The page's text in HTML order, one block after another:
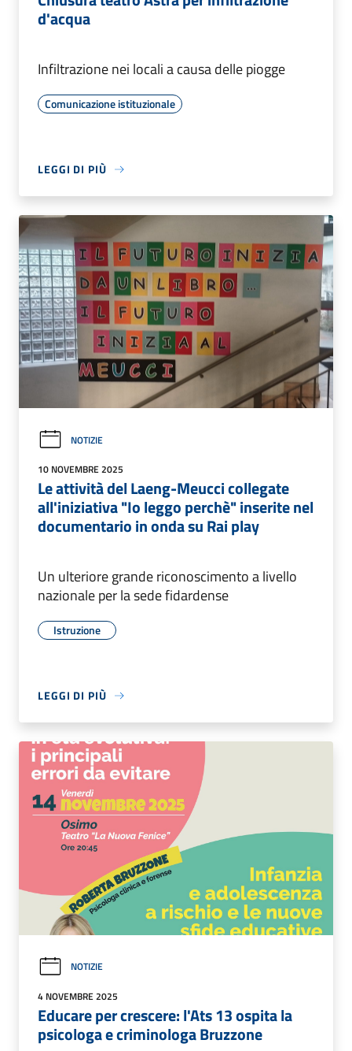
d'acqua
Infiltrazione nei locali a causa delle piogge
Comunicazione istituzionale
LEGGI DI PIÙ
NOTIZIE
10 NOVEMBRE 2025
Le attività del Laeng-Meucci collegate
all'iniziativa "Io leggo perchè" inserite nel
documentario in onda su Rai play
Un ulteriore grande riconoscimento a livello
nazionale per la sede fidardense
Istruzione
LEGGI DI PIÙ
NOTIZIE
4 NOVEMBRE 2025
Educare per crescere: l'Ats 13 ospita la
psicologa e criminologa Bruzzone